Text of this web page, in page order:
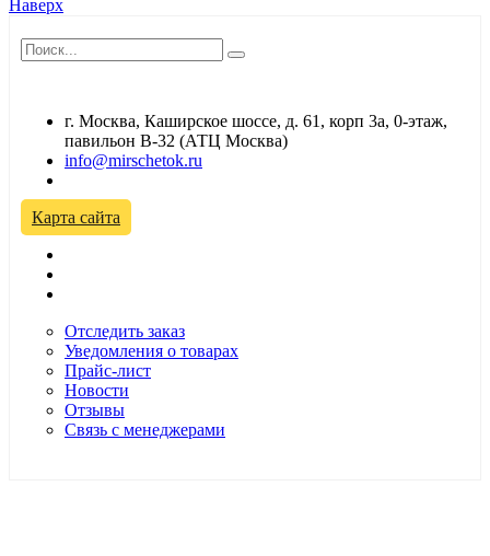
Наверх
г. Москва, Каширское шоссе, д. 61, корп 3а, 0-этаж,
павильон В-32 (АТЦ Москва)
info@mirschetok.ru
Карта сайта
Отследить заказ
Уведомления о товарах
Прайс-лист
Новости
Отзывы
Связь с менеджерами